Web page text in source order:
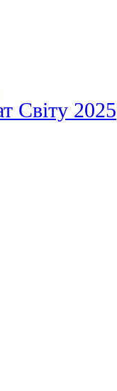
Світу 2025